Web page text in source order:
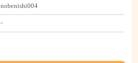
nobenishi004
-